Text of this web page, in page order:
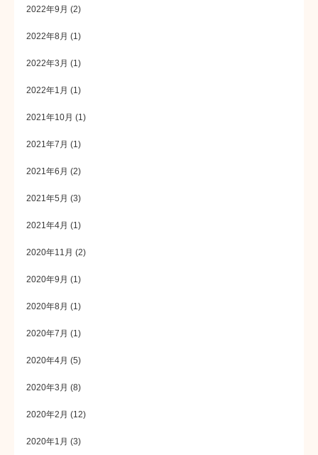
2022年9月 (2)
2022年8月 (1)
2022年3月 (1)
2022年1月 (1)
2021年10月 (1)
2021年7月 (1)
2021年6月 (2)
2021年5月 (3)
2021年4月 (1)
2020年11月 (2)
2020年9月 (1)
2020年8月 (1)
2020年7月 (1)
2020年4月 (5)
2020年3月 (8)
2020年2月 (12)
2020年1月 (3)